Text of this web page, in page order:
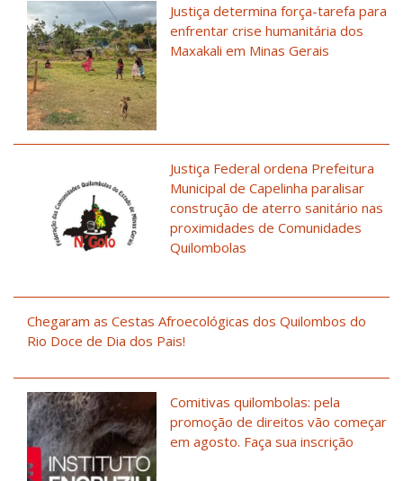
Justiça determina força-tarefa para
enfrentar crise humanitária dos
Maxakali em Minas Gerais
Justiça Federal ordena Prefeitura
Municipal de Capelinha paralisar
construção de aterro sanitário nas
proximidades de Comunidades
Quilombolas
Chegaram as Cestas Afroecológicas dos Quilombos do
Rio Doce de Dia dos Pais!
Comitivas quilombolas: pela
promoção de direitos vão começar
em agosto. Faça sua inscrição